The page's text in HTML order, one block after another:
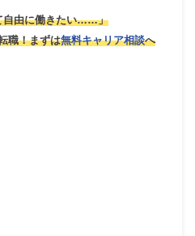
自由に働きたい……」
職！まずは無料キャリア相談へ